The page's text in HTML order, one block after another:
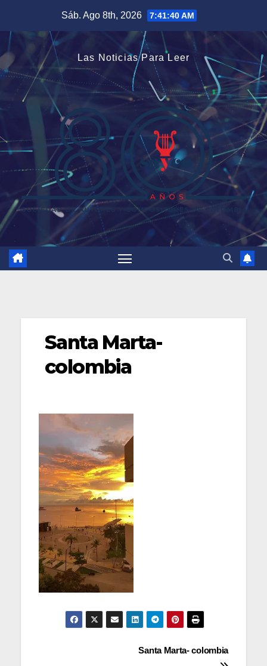
contenido
Sáb. Ago 8th, 2026 7:41:41 AM
Las Noticias Para Leer
Santa Marta-
colombia
NavegaciónSanta Marta- colombia